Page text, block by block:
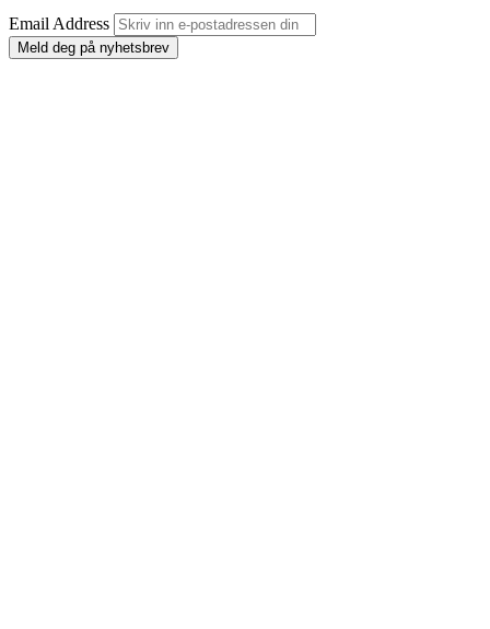
Email Address
Meld deg på nyhetsbrev